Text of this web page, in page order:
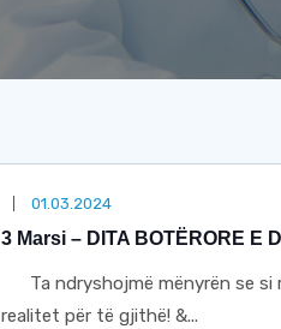
01.03.2024
3 Marsi – DITA BOTËRORE E
Ta ndryshojmë mënyrën se si
realitet për të gjithë! &...